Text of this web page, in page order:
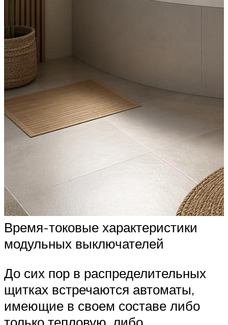
Время-токовые характеристики
модульных выключателей
До сих пор в распределительных
щитках встречаются автоматы,
имеющие в своем составе либо